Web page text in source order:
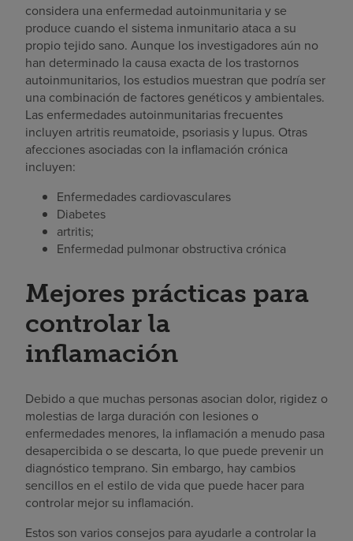
considera una enfermedad autoinmunitaria y se
produce cuando el sistema inmunitario ataca a su
propio tejido sano. Aunque los investigadores aún no
han determinado la causa exacta de los trastornos
autoinmunitarios, los estudios muestran que podría ser
una combinación de factores genéticos y ambientales.
Las enfermedades autoinmunitarias frecuentes
incluyen artritis reumatoide, psoriasis y lupus. Otras
afecciones asociadas con la inflamación crónica
incluyen:
Enfermedades cardiovasculares
Diabetes
artritis;
Enfermedad pulmonar obstructiva crónica
Mejores prácticas para
controlar la
inflamación
Debido a que muchas personas asocian dolor, rigidez o
molestias de larga duración con lesiones o
enfermedades menores, la inflamación a menudo pasa
desapercibida o se descarta, lo que puede prevenir un
diagnóstico temprano. Sin embargo, hay cambios
sencillos en el estilo de vida que puede hacer para
controlar mejor su inflamación.
Estos son varios consejos para ayudarle a controlar la